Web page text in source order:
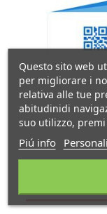
Questo sito web
per migliorare i
relativa alle tue
abitudinidi
suo utilizzo,
Piú info